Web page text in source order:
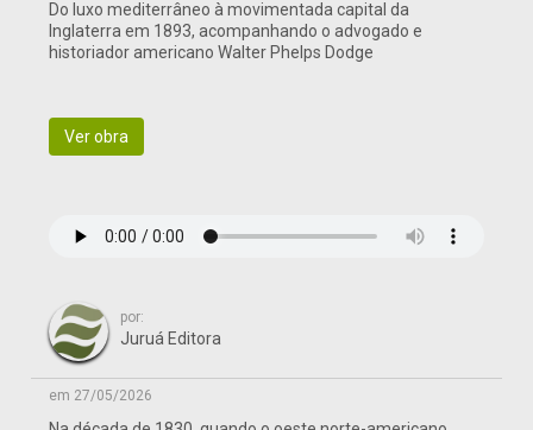
Do luxo mediterrâneo à movimentada capital da
Inglaterra em 1893, acompanhando o advogado e
historiador americano Walter Phelps Dodge
Ver obra
por:
Juruá Editora
em 27/05/2026